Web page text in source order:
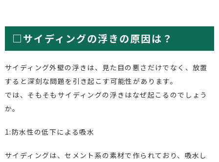
□サイディングの浮きの原因は？
サイディング外壁の浮きは、見た目の悪さだけでなく、放置
すると深刻な問題を引き起こす可能性があります。
では、そもそもサイディングの浮きはなぜ起こるのでしょう
か。
1:防水性の低下による吸水
サイディングは、セメント系の素材で作られており、吸水し